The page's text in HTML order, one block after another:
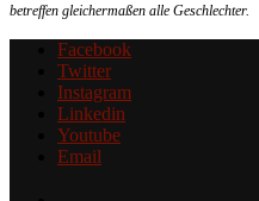
betreffen gleichermaßen alle Geschlechter.
Facebook
Twitter
Instagram
Linkedin
Youtube
Email